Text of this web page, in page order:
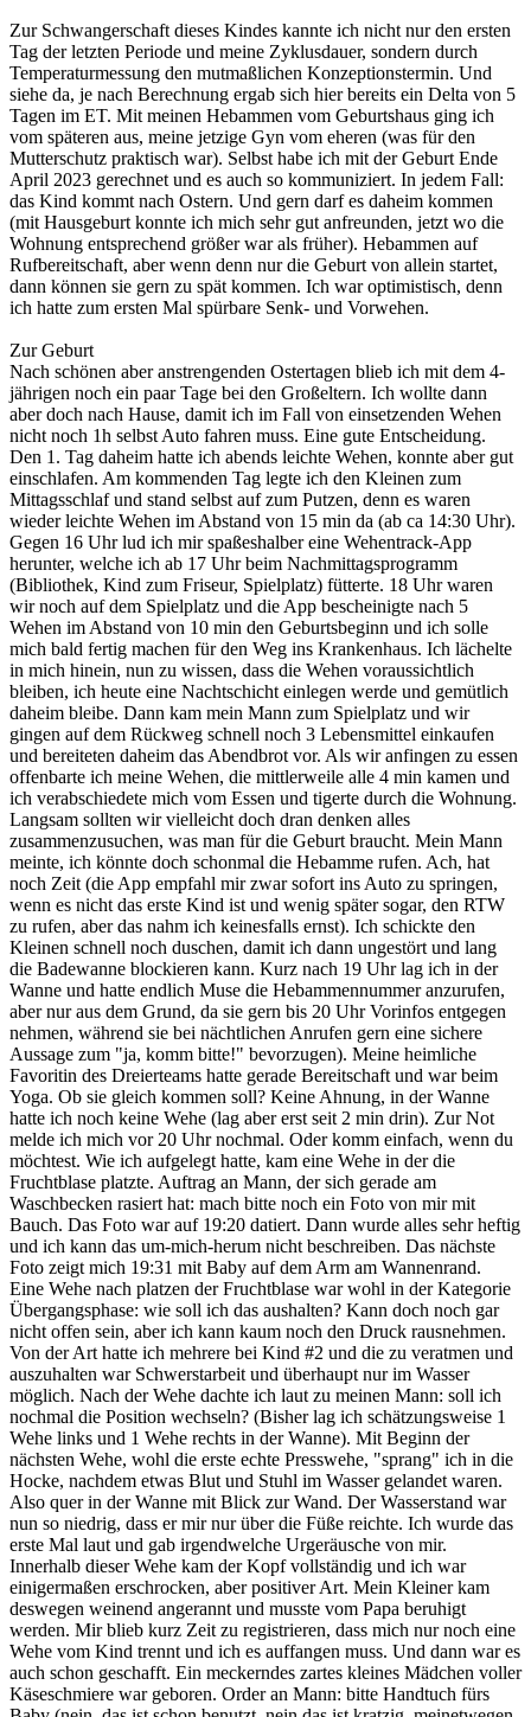
Zur Schwangerschaft dieses Kindes kannte ich nicht nur den ersten
Tag der letzten Periode und meine Zyklusdauer, sondern durch
Temperaturmessung den mutmaßlichen Konzeptionstermin. Und
siehe da, je nach Berechnung ergab sich hier bereits ein Delta von 5
Tagen im ET. Mit meinen Hebammen vom Geburtshaus ging ich
vom späteren aus, meine jetzige Gyn vom eheren (was für den
Mutterschutz praktisch war). Selbst habe ich mit der Geburt Ende
April 2023 gerechnet und es auch so kommuniziert. In jedem Fall:
das Kind kommt nach Ostern. Und gern darf es daheim kommen
(mit Hausgeburt konnte ich mich sehr gut anfreunden, jetzt wo die
Wohnung entsprechend größer war als früher). Hebammen auf
Rufbereitschaft, aber wenn denn nur die Geburt von allein startet,
dann können sie gern zu spät kommen. Ich war optimistisch, denn
ich hatte zum ersten Mal spürbare Senk- und Vorwehen.
Zur Geburt
Nach schönen aber anstrengenden Ostertagen blieb ich mit dem 4-
jährigen noch ein paar Tage bei den Großeltern. Ich wollte dann
aber doch nach Hause, damit ich im Fall von einsetzenden Wehen
nicht noch 1h selbst Auto fahren muss. Eine gute Entscheidung.
Den 1. Tag daheim hatte ich abends leichte Wehen, konnte aber gut
einschlafen. Am kommenden Tag legte ich den Kleinen zum
Mittagsschlaf und stand selbst auf zum Putzen, denn es waren
wieder leichte Wehen im Abstand von 15 min da (ab ca 14:30 Uhr).
Gegen 16 Uhr lud ich mir spaßeshalber eine Wehentrack-App
herunter, welche ich ab 17 Uhr beim Nachmittagsprogramm
(Bibliothek, Kind zum Friseur, Spielplatz) fütterte. 18 Uhr waren
wir noch auf dem Spielplatz und die App bescheinigte nach 5
Wehen im Abstand von 10 min den Geburtsbeginn und ich solle
mich bald fertig machen für den Weg ins Krankenhaus. Ich lächelte
in mich hinein, nun zu wissen, dass die Wehen voraussichtlich
bleiben, ich heute eine Nachtschicht einlegen werde und gemütlich
daheim bleibe. Dann kam mein Mann zum Spielplatz und wir
gingen auf dem Rückweg schnell noch 3 Lebensmittel einkaufen
und bereiteten daheim das Abendbrot vor. Als wir anfingen zu essen
offenbarte ich meine Wehen, die mittlerweile alle 4 min kamen und
ich verabschiedete mich vom Essen und tigerte durch die Wohnung.
Langsam sollten wir vielleicht doch dran denken alles
zusammenzusuchen, was man für die Geburt braucht. Mein Mann
meinte, ich könnte doch schonmal die Hebamme rufen. Ach, hat
noch Zeit (die App empfahl mir zwar sofort ins Auto zu springen,
wenn es nicht das erste Kind ist und wenig später sogar, den RTW
zu rufen, aber das nahm ich keinesfalls ernst). Ich schickte den
Kleinen schnell noch duschen, damit ich dann ungestört und lang
die Badewanne blockieren kann. Kurz nach 19 Uhr lag ich in der
Wanne und hatte endlich Muse die Hebammennummer anzurufen,
aber nur aus dem Grund, da sie gern bis 20 Uhr Vorinfos entgegen
nehmen, während sie bei nächtlichen Anrufen gern eine sichere
Aussage zum "ja, komm bitte!" bevorzugen). Meine heimliche
Favoritin des Dreierteams hatte gerade Bereitschaft und war beim
Yoga. Ob sie gleich kommen soll? Keine Ahnung, in der Wanne
hatte ich noch keine Wehe (lag aber erst seit 2 min drin). Zur Not
melde ich mich vor 20 Uhr nochmal. Oder komm einfach, wenn du
möchtest. Wie ich aufgelegt hatte, kam eine Wehe in der die
Fruchtblase platzte. Auftrag an Mann, der sich gerade am
Waschbecken rasiert hat: mach bitte noch ein Foto von mir mit
Bauch. Das Foto war auf 19:20 datiert. Dann wurde alles sehr heftig
und ich kann das um-mich-herum nicht beschreiben. Das nächste
Foto zeigt mich 19:31 mit Baby auf dem Arm am Wannenrand.
Eine Wehe nach platzen der Fruchtblase war wohl in der Kategorie
Übergangsphase: wie soll ich das aushalten? Kann doch noch gar
nicht offen sein, aber ich kann kaum noch den Druck rausnehmen.
Von der Art hatte ich mehrere bei Kind #2 und die zu veratmen und
auszuhalten war Schwerstarbeit und überhaupt nur im Wasser
möglich. Nach der Wehe dachte ich laut zu meinen Mann: soll ich
nochmal die Position wechseln? (Bisher lag ich schätzungsweise 1
Wehe links und 1 Wehe rechts in der Wanne). Mit Beginn der
nächsten Wehe, wohl die erste echte Presswehe, "sprang" ich in die
Hocke, nachdem etwas Blut und Stuhl im Wasser gelandet waren.
Also quer in der Wanne mit Blick zur Wand. Der Wasserstand war
nun so niedrig, dass er mir nur über die Füße reichte. Ich wurde das
erste Mal laut und gab irgendwelche Urgeräusche von mir.
Innerhalb dieser Wehe kam der Kopf vollständig und ich war
einigermaßen erschrocken, aber positiver Art. Mein Kleiner kam
deswegen weinend angerannt und musste vom Papa beruhigt
werden. Mir blieb kurz Zeit zu registrieren, dass mich nur noch eine
Wehe vom Kind trennt und ich es auffangen muss. Und dann war es
auch schon geschafft. Ein meckerndes zartes kleines Mädchen voller
Käseschmiere war geboren. Order an Mann: bitte Handtuch fürs